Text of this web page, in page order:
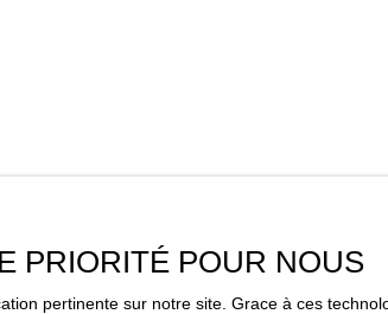
PRIORITÉ POUR NOUS
pertinente sur notre site. Grace à ces